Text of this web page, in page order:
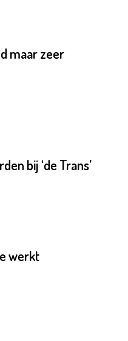
maar zeer
bij ‘de Trans’
werkt